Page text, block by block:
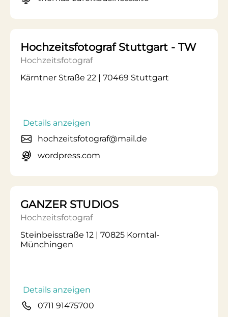
Hochzeitsfotograf Stuttgart - TW
Hochzeitsfotograf
Kärntner Straße 22 | 70469 Stuttgart
Details anzeigen
hochzeitsfotograf@mail.de
wordpress.com
GANZER STUDIOS
Hochzeitsfotograf
Steinbeisstraße 12 | 70825 Korntal-
Münchingen
Details anzeigen
0711 91475700